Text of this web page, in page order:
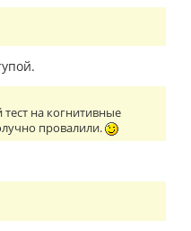
на когнитивные
провалили.